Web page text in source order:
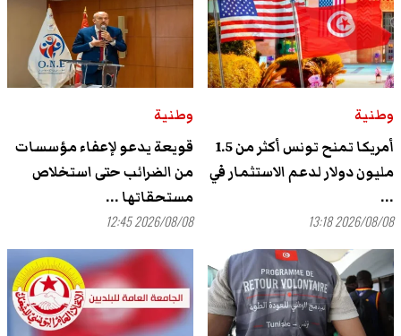
وطنية
أمريكا تمنح تونس أكثر من 1.5
مليون دولار لدعم الاستثمار في
...
2026/08/08 13:18
وطنية
قويعة يدعو لإعفاء مؤسسات
من الضرائب حتى استخلاص
مستحقاتها ...
2026/08/08 12:45